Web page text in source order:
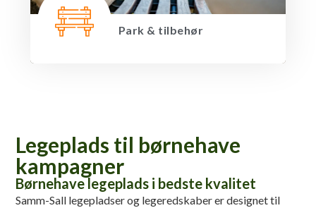
Park & tilbehør
Legeplads til børnehave
kampagner
Børnehave legeplads i bedste kvalitet
Samm-Sall legepladser og legeredskaber er designet til